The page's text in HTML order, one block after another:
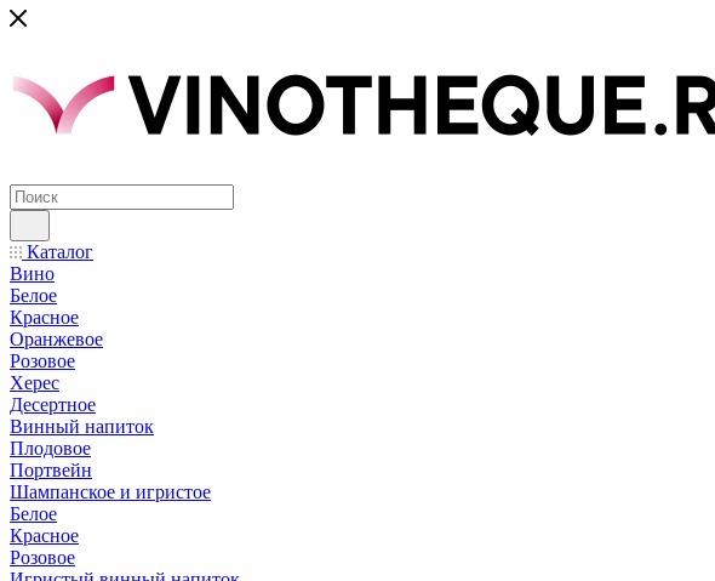
Каталог
Вино
Белое
Красное
Оранжевое
Розовое
Херес
Десертное
Винный напиток
Плодовое
Портвейн
Шампанское и игристое
Белое
Красное
Розовое